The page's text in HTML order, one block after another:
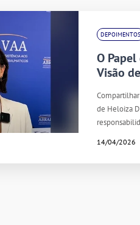
DEPOIMENTOS
O
Visão
de Heloiza
14/04/2026